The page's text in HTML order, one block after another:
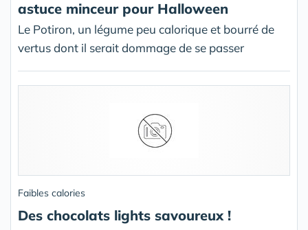
astuce minceur pour Halloween
Le Potiron, un légume peu calorique et bourré de
vertus dont il serait dommage de se passer
Faibles calories
Des chocolats lights savoureux !